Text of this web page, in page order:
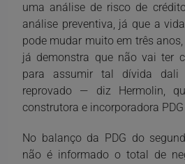
uma análise de risco de
análise preventiva, já que a
pode mudar muito em três
já demonstra que não vai ter
para assumir tal dívida
reprovado — diz Hermolin,
construtora e incorporadora
No balanço da PDG do
não é informado o total de